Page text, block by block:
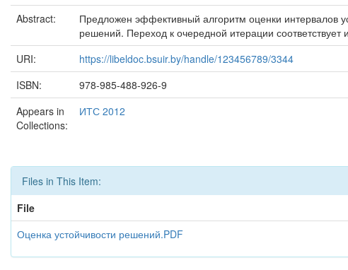
Abstract:
Предложен эффективный алгоритм оценки интервалов
решений. Переход к очередной итерации
URI:
https://libeldoc.bsuir.by/handle/123456789/3344
ISBN:
978-985-488-926-9
Appears in
Collections:
ИТС 2012
Files in This Item:
File
Оценка устойчивости решений.PDF